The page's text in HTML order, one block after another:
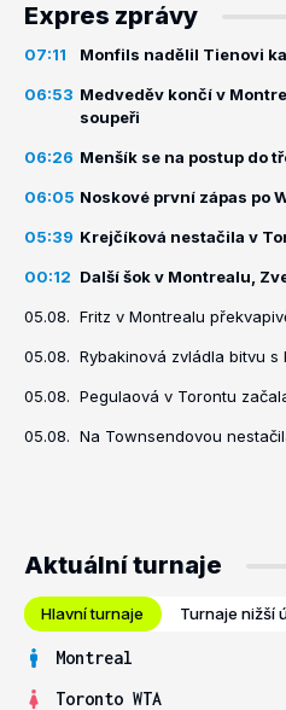
Expres zprávy
07:11 Monfils nadělil Tienovi
06:53 Medveděv končí v
soupeři
06:26 Menšík se na postup do
06:05 Noskové první zápas po
05:39 Krejčíková nestačila v
00:12 Další šok v Montrealu,
05.08. Fritz v Montrealu
05.08. Rybakinová zvládla bitvu s
05.08. Pegulaová v Torontu
05.08. Na Townsendovou
Aktuální turnaje
Hlavní turnaje Turnaje nižší
Montreal
Toronto WTA